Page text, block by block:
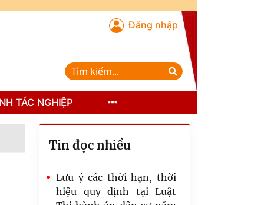
Đăng nhập
TÁC NGHIỆP
Tin đọc nhiều
Lưu ý các thời hạn, thời
hiệu quy định tại Luật